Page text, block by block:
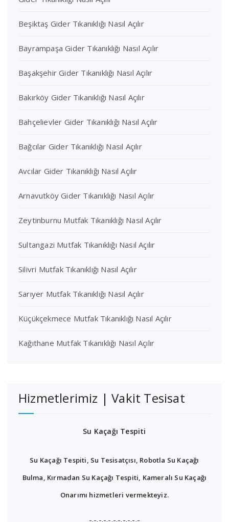
Beşiktaş Gider Tıkanıklığı Nasıl Açılır
Bayrampaşa Gider Tıkanıklığı Nasıl Açılır
Başakşehir Gider Tıkanıklığı Nasıl Açılır
Bakırköy Gider Tıkanıklığı Nasıl Açılır
Bahçelievler Gider Tıkanıklığı Nasıl Açılır
Bağcılar Gider Tıkanıklığı Nasıl Açılır
Avcılar Gider Tıkanıklığı Nasıl Açılır
Arnavutköy Gider Tıkanıklığı Nasıl Açılır
Zeytinburnu Mutfak Tıkanıklığı Nasıl Açılır
Sultangazi Mutfak Tıkanıklığı Nasıl Açılır
Silivri Mutfak Tıkanıklığı Nasıl Açılır
Sarıyer Mutfak Tıkanıklığı Nasıl Açılır
Küçükçekmece Mutfak Tıkanıklığı Nasıl Açılır
Kağıthane Mutfak Tıkanıklığı Nasıl Açılır
Hizmetlerimiz | Vakit Tesisat
Su Kaçağı Tespiti
Su Kaçağı Tespiti, Su Tesisatçısı, Robotla Su Kaçağı
Bulma, Kırmadan Su Kaçağı Tespiti, Kameralı Su Kaçağı
Onarımı hizmetleri vermekteyiz.
-.-.-.-.-.-.-.-.-.-.-